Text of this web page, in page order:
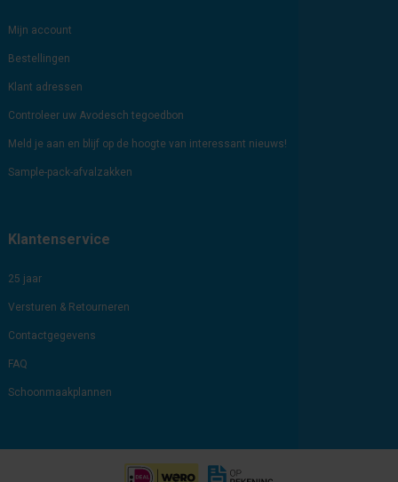
Mijn account
Bestellingen
Klant adressen
Controleer uw Avodesch tegoedbon
Meld je aan en blijf op de hoogte van interessant nieuws!
Sample-pack-afvalzakken
Klantenservice
25 jaar
Versturen & Retourneren
Contactgegevens
FAQ
Schoonmaakplannen